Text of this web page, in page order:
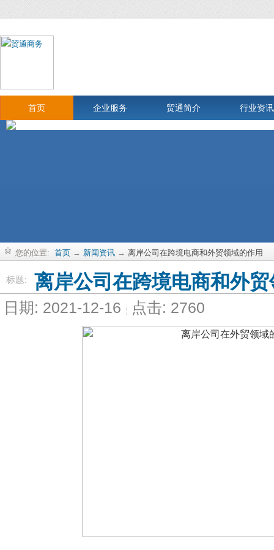
首页 企业服务 贸通简介 行业资讯
您的位置: 首页 → 新闻资讯 → 离岸公司在跨境电商和外贸领域的作用
标题: 离岸公司在跨境电商和外
日期: 2021-12-16 点击: 2760